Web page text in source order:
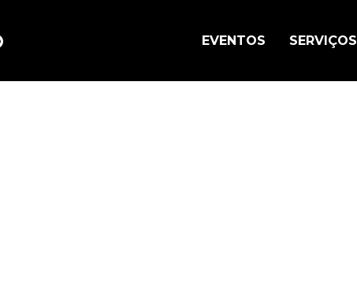
EVENTOS SERVIÇOS